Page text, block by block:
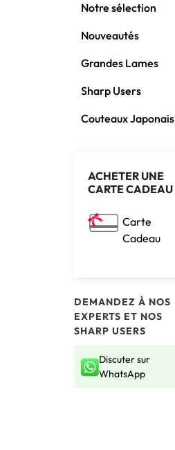
Notre sélection
Nouveautés
Grandes Lames
Sharp Users
Couteaux Japonais
ACHETER UNE
CARTE CADEAU
Carte
Cadeau
DEMANDEZ À NOS
EXPERTS ET NOS
SHARP USERS
Discuter sur
WhatsApp